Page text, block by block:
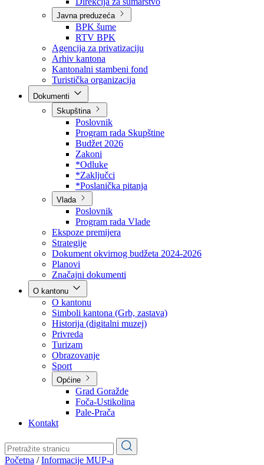
Direkcija za robne rezerve
Direkcija za ceste
Direkcija za šumarstvo
Javna preduzeća
BPK šume
RTV BPK
Agencija za privatizaciju
Arhiv kantona
Kantonalni stambeni fond
Turistička organizacija
Skupština
Poslovnik
Program rada Skupštine
Budžet 2026
Zakoni
*Odluke
*Zaključci
*Poslanička pitanja
Vlada
Poslovnik
Program rada Vlade
Ekspoze premijera
Strategije
Dokument okvirnog budžeta 2024-2026
Planovi
Značajni dokumenti
O kantonu
O kantonu
Simboli kantona (Grb, zastava)
Historija (digitalni muzej)
Privreda
Turizam
Obrazovanje
Općine
Pale-Prača
Kontakt